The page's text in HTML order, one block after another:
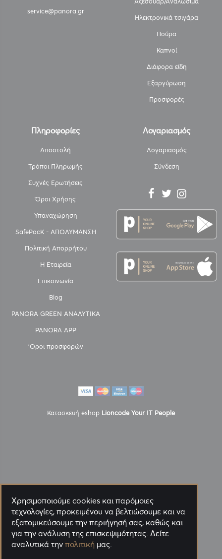
service@panora.gr
Ηλεκτρονικά τσιγάρα
Πούρα
Καπνοί
Διάφορα είδη
Εξαργύρωση
Προσφορές
Πληροφορίες
Αποστολή
Τρόποι Πληρωμής
Συχνές Ερωτήσεις
Όροι Χρήσης
Υπαναχώρηση
SafePacK - ΑΠΟΛΥΜΑΝΣΗ
Πολιτική Απορρήτου
Η Εταιρεία
Επικοινωνία
Blog
PANORA GREEN ΑΝΑΛΥΤΙΚΑ
PANORA APP
'Οροι προσφορών
Λογαριασμός
Λογαριασμός
Σύνδεση
Κατασκευή eshop Lioncode Your IT People
Χρησιμοποιούμε cookies και παρόμοιες
τεχνολογίες, προκειμένου να βελτιώσουμε και να
εξατομικεύσουμε την περιήγησή σας, καθώς και
για την ανάλυση της επισκεψιμότητας. Δείτε
αναλυτικά την πολιτική μας.